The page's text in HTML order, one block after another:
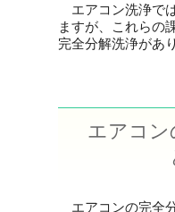
エアコン洗浄で
ますが、これらの
完全分解洗浄があ
エアコン
エアコンの完全